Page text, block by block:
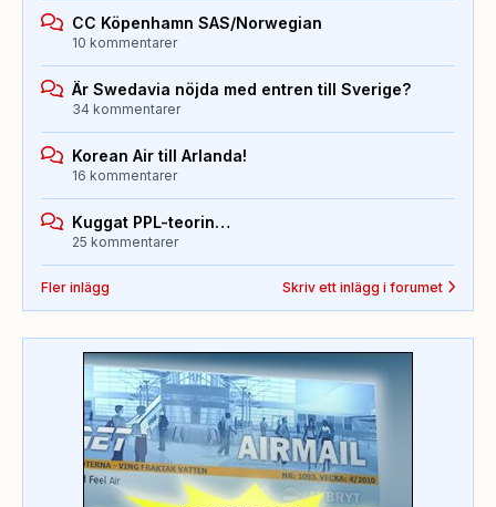
CC Köpenhamn SAS/Norwegian
10 kommentarer
Är Swedavia nöjda med entren till Sverige?
34 kommentarer
Korean Air till Arlanda!
16 kommentarer
Kuggat PPL-teorin…
25 kommentarer
Fler inlägg Skriv ett inlägg i forumet